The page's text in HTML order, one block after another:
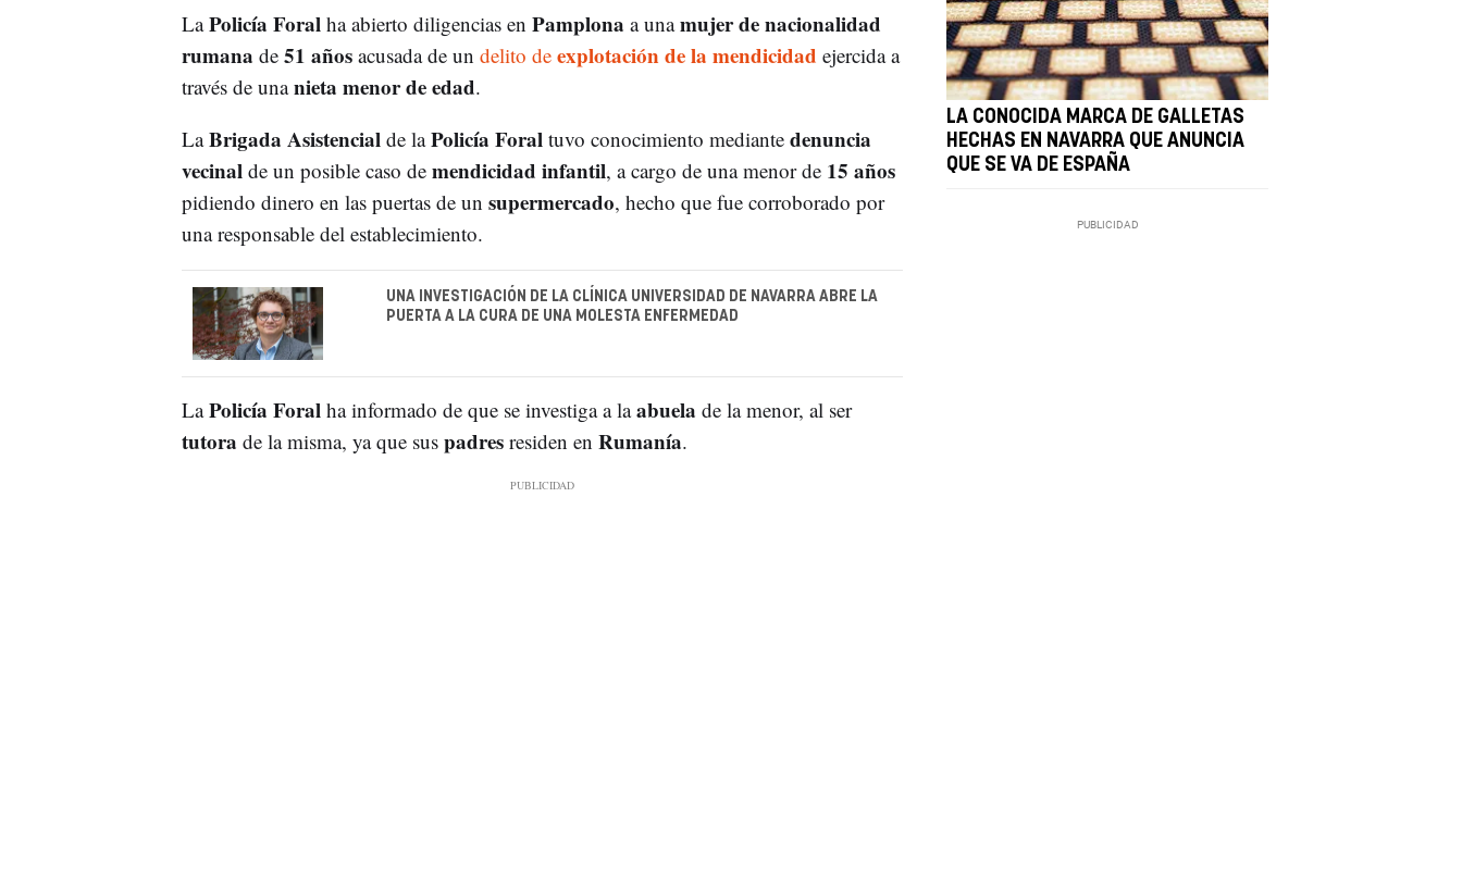
LaPolicía Foral ha abierto diligencias en Pamplona a unamujer de nacionalidad
rumana de 51 añosacusada de un delito de explotación de la mendicidad ejercida a
través de unanieta menor de edad.
LaBrigada Asistencial de laPolicía Foral tuvo conocimiento mediante denuncia
vecinal de un posible caso de mendicidad infantil, a cargo de una menor de 15 años
pidiendo dinero en las puertas de un supermercado, hecho que fue corroborado por
una responsable del establecimiento.
UNA INVESTIGACIÓN DE LA CLÍNICA UNIVERSIDAD DE NAVARRA ABRE LA
PUERTA A LA CURA DE UNA MOLESTA ENFERMEDAD
LaPolicía Foralha informado de que se investiga a laabuela de la menor, al ser
tutora de la misma, ya que sus padresresiden en Rumanía.
LA CONOCIDA MARCA DE GALLETAS
HECHAS EN NAVARRA QUE ANUNCIA
QUE SE VA DE ESPAÑA